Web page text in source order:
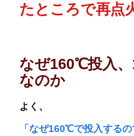
たところで再点
なぜ160℃投入
なのか
よく、
「なぜ160℃で投入するの